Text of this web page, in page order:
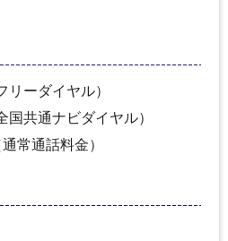
リーダイヤル）
国共通ナビダイヤル）
常通話料金）